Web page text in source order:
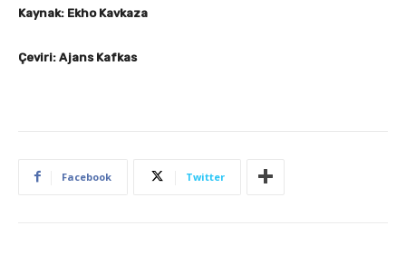
Kaynak: Ekho Kavkaza
Çeviri: Ajans Kafkas
Facebook Twitter